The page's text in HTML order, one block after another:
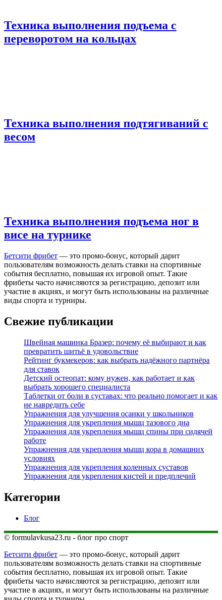
Техника выполнения подъема с
переворотом на кольцах
Техника выполнения подтягиваний с
весом
Техника выполнения подъема ног в
висе на турнике
Бетсити фрибет — это промо-бонус, который дарит
пользователям возможность делать ставки на спортивные
события бесплатно, повышая их игровой опыт. Такие
фрибеты часто начисляются за регистрацию, депозит или
участие в акциях, и могут быть использованы на различные
виды спорта и турниры.
Свежие публикации
Швейная машинка Бразер: почему её выбирают и как
превратить шитьё в удовольствие
Рейтинг букмекеров: как выбрать надёжного партнёра
для ставок
Детский остеопат: кому нужен, как работает и как
выбрать хорошего специалиста
Таблетки от боли в суставах: что реально помогает и как
не навредить себе
Упражнения для улучшения осанки у школьников
Упражнения для укрепления мышц тазового дна
Упражнения для укрепления мышц спины при сидячей
работе
Упражнения для укрепления мышц кора в домашних
условиях
Упражнения для укрепления коленных суставов
Упражнения для укрепления кистей и предплечий
Категории
Блог
© formulavkusa23.ru - блог про спорт
Бетсити фрибет — это промо-бонус, который дарит
пользователям возможность делать ставки на спортивные
события бесплатно, повышая их игровой опыт. Такие
фрибеты часто начисляются за регистрацию, депозит или
участие в акциях, и могут быть использованы на различные